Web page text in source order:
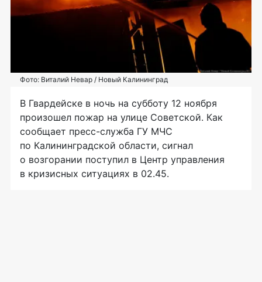
Фото: Виталий Невар / Новый Калининград
В Гвардейске в ночь на субботу 12 ноября
произошел пожар на улице Советской. Как
сообщает пресс-служба ГУ МЧС
по Калининградской области, сигнал
о возгорании поступил в Центр управления
в кризисных ситуациях в 02.45.